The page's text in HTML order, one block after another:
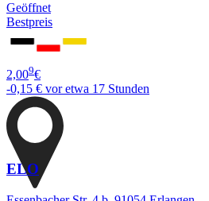
Geöffnet
Bestpreis
2,009€
-0,15 € vor etwa 17 Stunden
ELO